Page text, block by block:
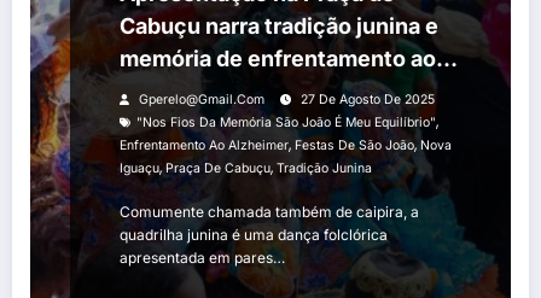
Cabuçu narra tradição junina e
memória de enfrentamento ao
Alzheimer através das festas de
São João
Gperelo@gmail.com
27 De Agosto De 2025
"Nos Fios Da Memória São João É Meu Equilíbrio",
Enfrentamento Ao Alzheimer, Festas De São João, Nova
Iguaçu,Praça De Cabuçu, Tradição Junina
Comumente chamada também de caipira, a
quadrilha junina é uma dança folclórica
apresentada em pares…